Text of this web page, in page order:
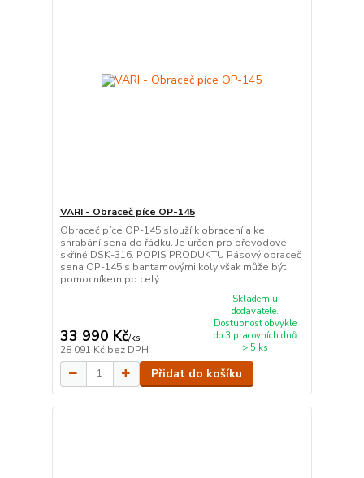
VARI - Obraceč píce OP-145
Obraceč píce OP-145 slouží k obracení a ke
shrabání sena do řádku. Je určen pro převodové
skříně DSK-316. POPIS PRODUKTU Pásový obraceč
sena OP-145 s bantamovými koly však může být
pomocníkem po celý ...
33 990 Kč/ks
28 091 Kč bez DPH
Skladem u
dodavatele.
Dostupnost obvykle
do 3 pracovních dnů
> 5 ks
Přidat do košíku